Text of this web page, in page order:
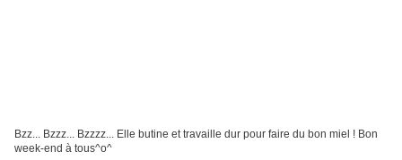
Bzz... Bzzz... Bzzzz... Elle butine et travaille dur pour faire du bon miel ! Bon
week-end à tous^o^